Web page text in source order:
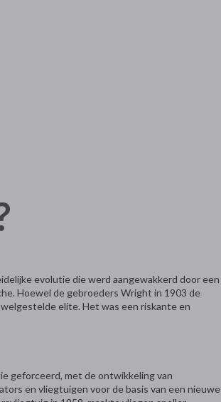
evolutie die werd aangewakkerd door een
Hoewel de gebroeders Wright in 1903 de
elite. Het was een riskante en
geforceerd, met de ontwikkeling van
en vliegtuigen voor de basis van een nieuwe